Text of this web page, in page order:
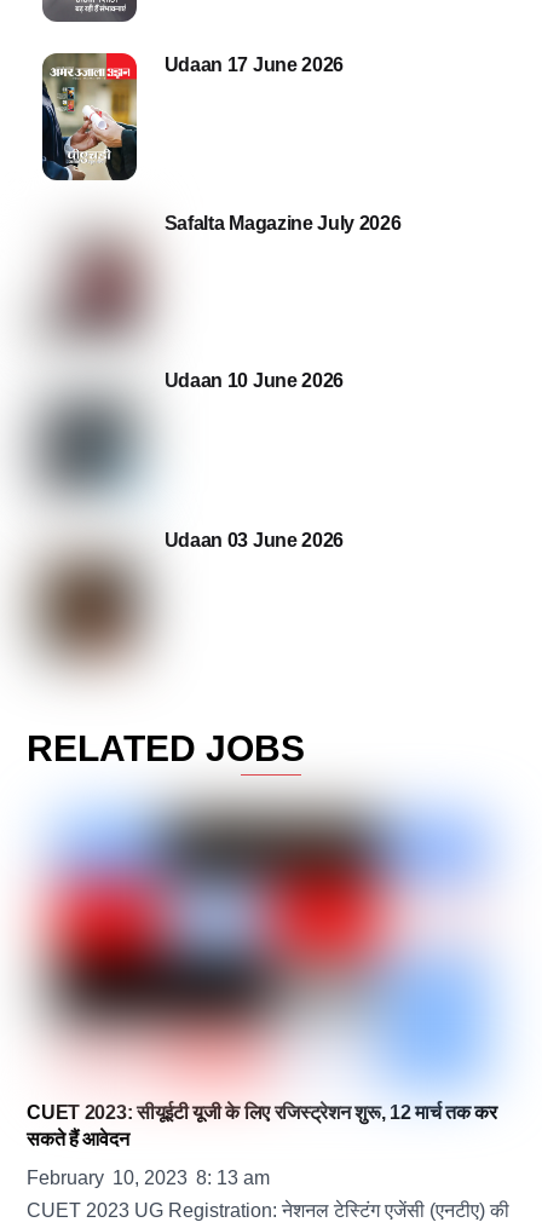
Udaan 17 June 2026
Safalta Magazine July 2026
Udaan 10 June 2026
Udaan 03 June 2026
RELATED JOBS
CUET 2023: सीयूईटी यूजी के लिए रजिस्ट्रेशन शुरू, 12 मार्च तक कर
सकते हैं आवेदन
February 10, 2023 8: 13 am
CUET 2023 UG Registration: नेशनल टेस्टिंग एजेंसी (एनटीए) की